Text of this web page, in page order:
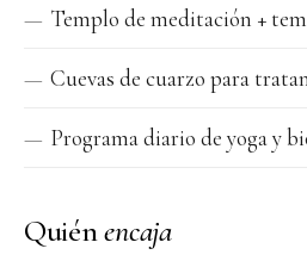
Templo de meditación +
Cuevas de cuarzo para
Programa diario de yoga y
Quiénencaja